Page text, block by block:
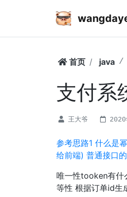
首页 java
支付系
王大爷
参考思路1 什么是
给前端) 普通接口
唯一性tooken有什
等性 根据订单id生